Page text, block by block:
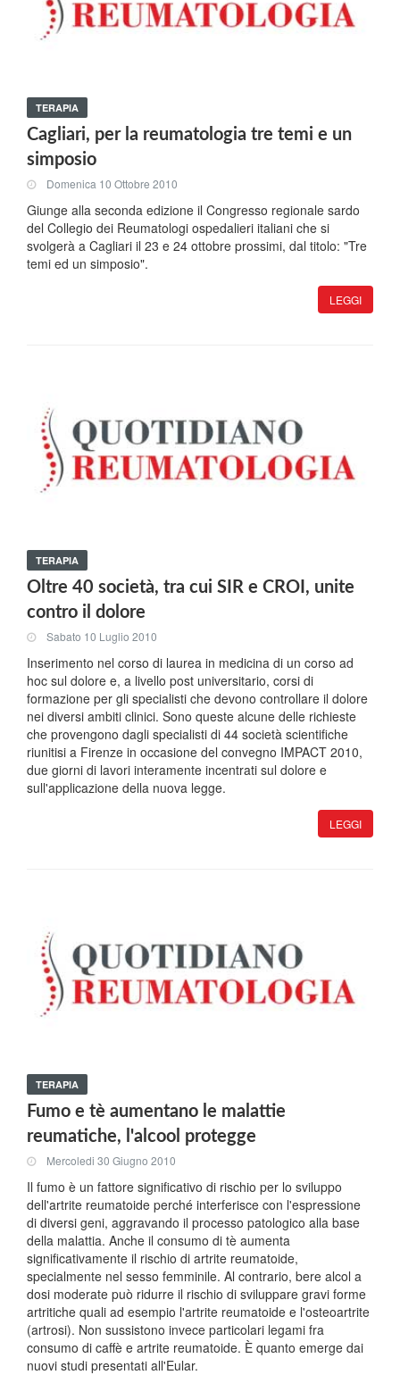
TERAPIA
Cagliari, per la reumatologia tre temi e un
simposio
Domenica 10 Ottobre 2010
Giunge alla seconda edizione il Congresso regionale sardo
del Collegio dei Reumatologi ospedalieri italiani che si
svolgerà a Cagliari il 23 e 24 ottobre prossimi, dal titolo: "Tre
temi ed un simposio".
LEGGI
TERAPIA
Oltre 40 società, tra cui SIR e CROI, unite
contro il dolore
Sabato 10 Luglio 2010
Inserimento nel corso di laurea in medicina di un corso ad
hoc sul dolore e, a livello post universitario, corsi di
formazione per gli specialisti che devono controllare il dolore
nei diversi ambiti clinici. Sono queste alcune delle richieste
che provengono dagli specialisti di 44 società scientifiche
riunitisi a Firenze in occasione del convegno IMPACT 2010,
due giorni di lavori interamente incentrati sul dolore e
sull'applicazione della nuova legge.
LEGGI
TERAPIA
Fumo e tè aumentano le malattie
reumatiche, l'alcool protegge
Mercoledi 30 Giugno 2010
Il fumo è un fattore significativo di rischio per lo sviluppo
dell'artrite reumatoide perché interferisce con l'espressione
di diversi geni, aggravando il processo patologico alla base
della malattia. Anche il consumo di tè aumenta
significativamente il rischio di artrite reumatoide,
specialmente nel sesso femminile. Al contrario, bere alcol a
dosi moderate può ridurre il rischio di sviluppare gravi forme
artritiche quali ad esempio l'artrite reumatoide e l'osteoartrite
(artrosi). Non sussistono invece particolari legami fra
consumo di caffè e artrite reumatoide. È quanto emerge dai
nuovi studi presentati all'Eular.